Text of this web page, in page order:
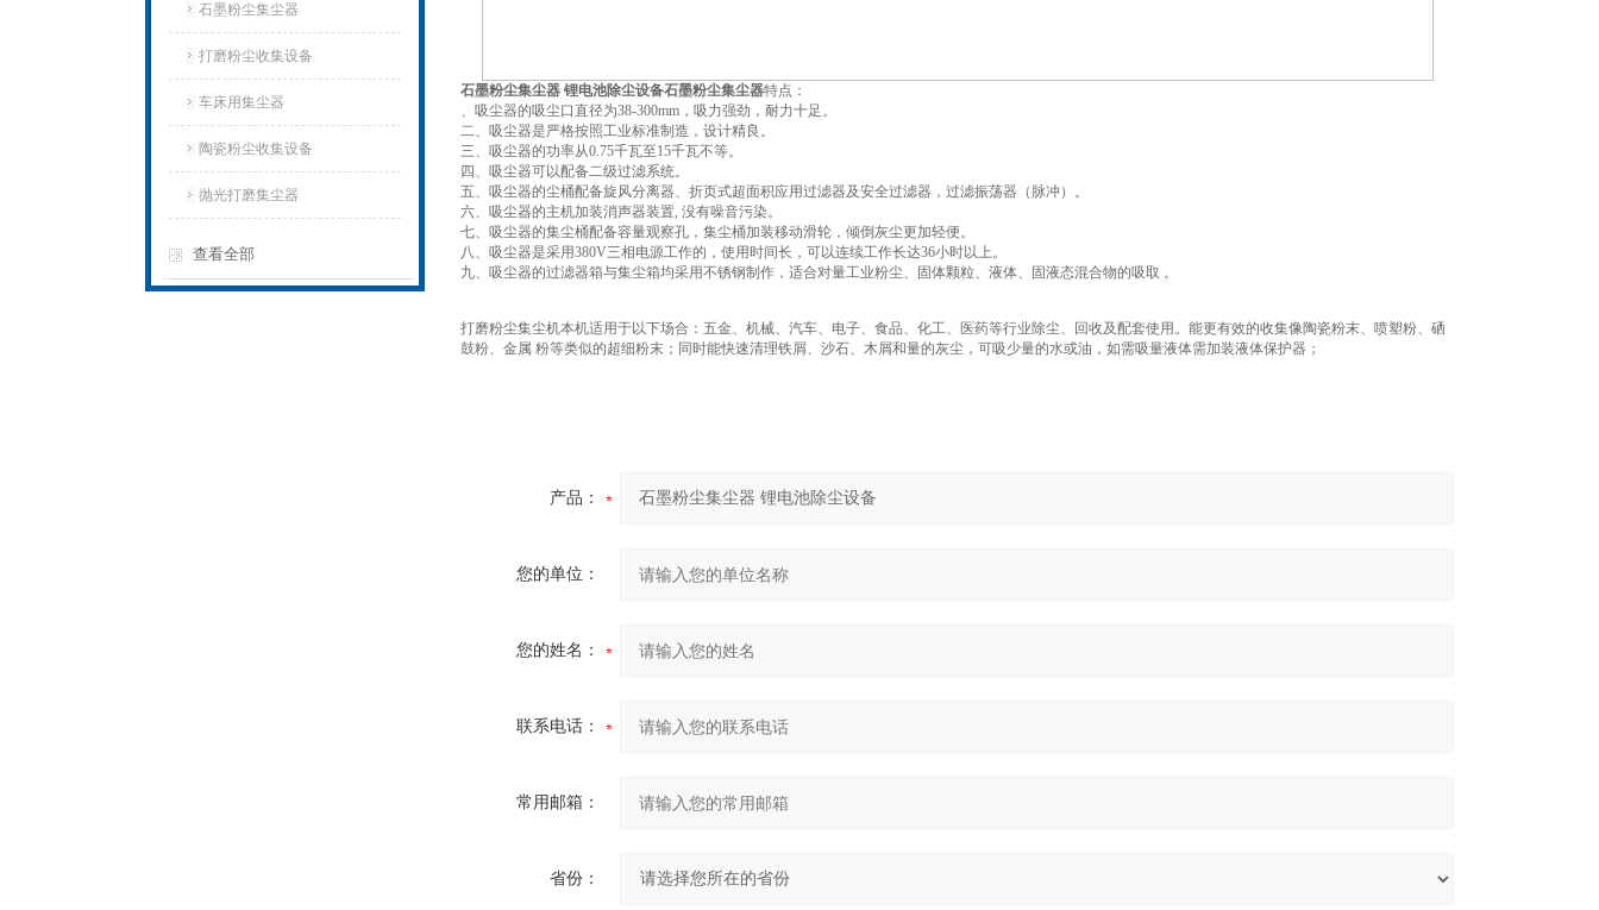
石墨粉尘集尘器
打磨粉尘收集设备
车床用集尘器
陶瓷粉尘收集设备
抛光打磨集尘器
查看全部
石墨粉尘集尘器 锂电池除尘设备石墨粉尘集尘器特点：
、吸尘器的吸尘口直径为38-300mm，吸力强劲，耐力十足。
二、吸尘器是严格按照工业标准制造，设计精良。
三、吸尘器的功率从0.75千瓦至15千瓦不等。
四、吸尘器可以配备二级过滤系统。
五、吸尘器的尘桶配备旋风分离器、折页式超面积应用过滤器及安全过滤器，过滤振荡器（脉冲）。
六、吸尘器的主机加装消声器装置, 没有噪音污染。
七、吸尘器的集尘桶配备容量观察孔，集尘桶加装移动滑轮，倾倒灰尘更加轻便。
八、吸尘器是采用380V三相电源工作的，使用时间长，可以连续工作长达36小时以上。
九、吸尘器的过滤器箱与集尘箱均采用不锈钢制作，适合对量工业粉尘、固体颗粒、液体、固液态混合物的吸取 。
打磨粉尘集尘机本机适用于以下场合：五金、机械、汽车、电子、食品、化工、医药等行业除尘、回收及配套使用。能更有效的收集像陶瓷粉末、喷塑粉、硒
鼓粉、金属 粉等类似的超细粉末；同时能快速清理铁屑、沙石、木屑和量的灰尘，可吸少量的水或油，如需吸量液体需加装液体保护器；
产品：
您的单位：
您的姓名：
联系电话：
常用邮箱：
省份：